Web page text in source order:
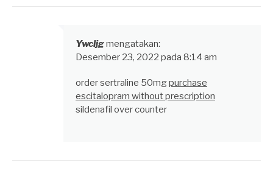
Ywcljgmengatakan:
Desember 23, 2022 pada 8:14 am
order sertraline 50mgpurchase
escitalopram without prescription
sildenafil over counter